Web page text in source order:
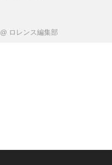
@ ロレンス編集部